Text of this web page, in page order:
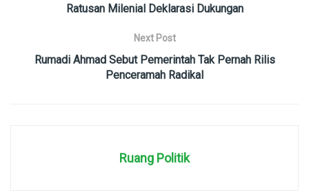
Ratusan Milenial Deklarasi Dukungan
Next Post
Rumadi Ahmad Sebut Pemerintah Tak Pernah Rilis
Penceramah Radikal
Ruang Politik